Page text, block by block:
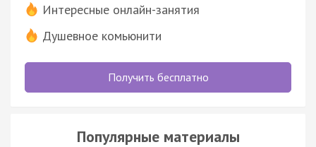
Интересные онлайн-занятия
Душевное комьюнити
Получить бесплатно
Популярные материалы